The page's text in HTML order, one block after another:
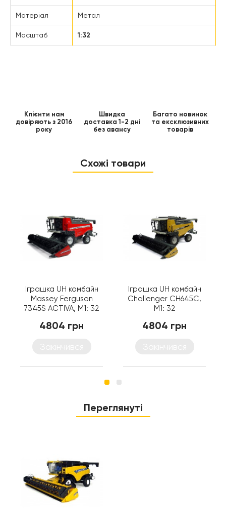
Матеріал Метал
Масштаб 1:32
Клієнти нам
довіряють з 2016
року
Швидка
доставка 1-2 дні
без авансу
Багато новинок
та ексклюзивних
товарів
Схожі товари
Іграшка UH комбайн
Massey Ferguson
7345S ACTIVA, M1: 32
4804 грн
Іграшка UH комбайн
Challenger CH645C,
M1: 32
4804 грн
Переглянуті